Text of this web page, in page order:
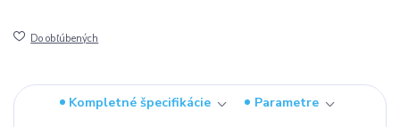
Do obľúbených
Kompletné špecifikácie
Parametre